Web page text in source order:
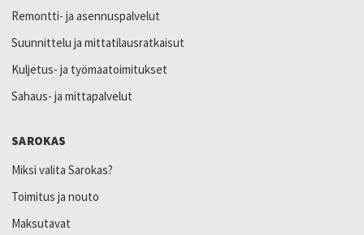
Remontti- ja asennuspalvelut
Suunnittelu ja mittatilausratkaisut
Kuljetus- ja työmaatoimitukset
Sahaus- ja mittapalvelut
SAROKAS
Miksi valita Sarokas?
Toimitus ja nouto
Maksutavat